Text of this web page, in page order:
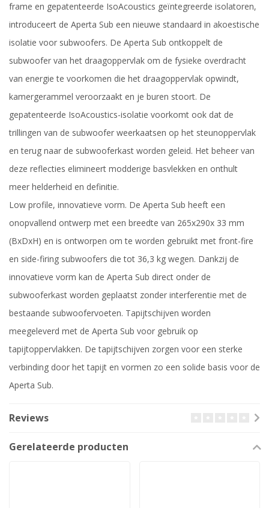
frame en gepatenteerde IsoAcoustics geïntegreerde isolatoren,
introduceert de Aperta Sub een nieuwe standaard in akoestische
isolatie voor subwoofers. De Aperta Sub ontkoppelt de
subwoofer van het draagoppervlak om de fysieke overdracht
van energie te voorkomen die het draagoppervlak opwindt,
kamergerammel veroorzaakt en je buren stoort. De
gepatenteerde IsoAcoustics-isolatie voorkomt ook dat de
trillingen van de subwoofer weerkaatsen op het steunoppervlak
en terug naar de subwooferkast worden geleid. Het beheer van
deze reflecties elimineert modderige basvlekken en onthult
meer helderheid en definitie.
Low profile, innovatieve vorm. De Aperta Sub heeft een
onopvallend ontwerp met een breedte van 265x290x 33 mm
(BxDxH) en is ontworpen om te worden gebruikt met front-fire
en side-firing subwoofers die tot 36,3 kg wegen. Dankzij de
innovatieve vorm kan de Aperta Sub direct onder de
subwooferkast worden geplaatst zonder interferentie met de
bestaande subwoofervoeten. Tapijtschijven worden
meegeleverd met de Aperta Sub voor gebruik op
tapijtoppervlakken. De tapijtschijven zorgen voor een sterke
verbinding door het tapijt en vormen zo een solide basis voor de
Aperta Sub.
Reviews
Gerelateerde producten